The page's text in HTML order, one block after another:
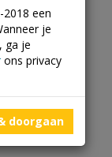
een
je
ga je
ons privacy
doorgaan